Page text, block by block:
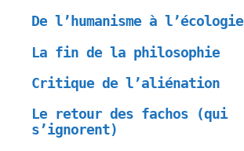
De l’humanisme à l’écologie
La fin de la philosophie
Critique de l’aliénation
Le retour des fachos (qui
s’ignorent)